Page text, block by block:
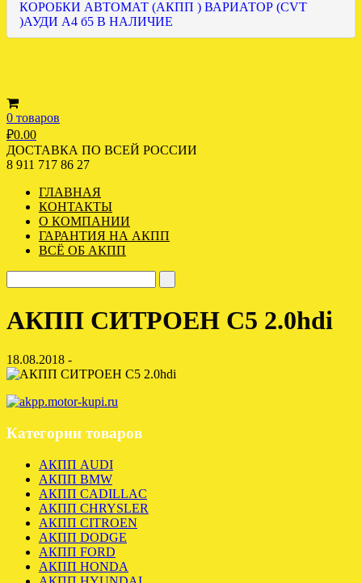
КОРОБКИ АВТОМАТ (АКПП ) ВАРИАТОР (CVT
)АУДИ А4 б5 В НАЛИЧИЕ
0 товаров
₽0.00
ДОСТАВКА ПО ВСЕЙ РОССИИ
8 911 717 86 27
ГЛАВНАЯ
КОНТАКТЫ
О КОМПАНИИ
ГАРАНТИЯ НА АКПП
ВСЁ ОБ АКПП
АКПП СИТРОЕН С5 2.0hdi
18.08.2018 -
Категории товаров
АКПП AUDI
АКПП BMW
АКПП CADILLAC
АКПП CHRYSLER
АКПП CITROEN
АКПП DODGE
АКПП FORD
АКПП HONDA